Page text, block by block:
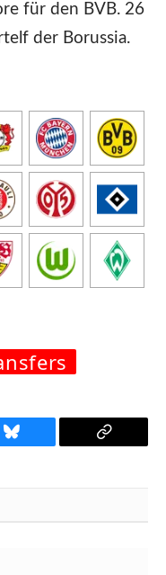
für den BVB. 26
der Borussia.
Bluesky
Copy